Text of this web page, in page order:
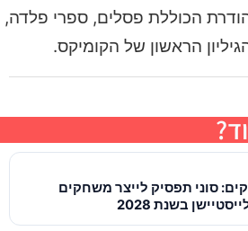
הכוללת פסלים, ספרי פלדה,
הראשון של הקומיקס.
סוני תפסיק לייצר משחקים
בשנת 2028